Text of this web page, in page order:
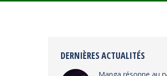
DERNIÈRES ACTUALITÉS